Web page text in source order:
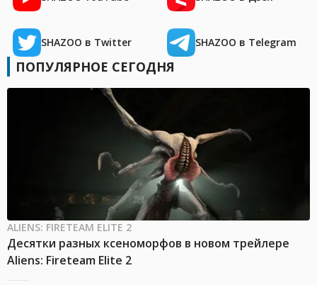
SHAZOO в Twitter SHAZOO в Telegram
ПОПУЛЯРНОЕ СЕГОДНЯ
ALIENS: FIRETEAM ELITE 2
Десятки разных ксеноморфов в новом трейлере
Aliens: Fireteam Elite 2